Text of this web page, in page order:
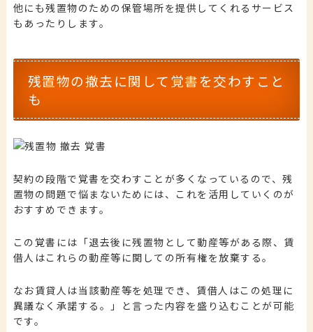
他にも残置物のための保管場所を提供してくれるサービス
もあったりします。
残置物の撤去に関して覚書を交わすこと
も
契約の段階で覚書を交わすことが多くなっているので、残
置物の問題で悩まないためには、これを活用していくのが
おすすめできます。
この覚書には「退去後に残置物として動産等がある際、賃
借人はこれらの動産等に関しての所有権を放棄する。
なお賃貸人は当該動産等を処理でき、賃借人はこの処理に
異議なく承諾する。」と言った内容を盛り込むことが可能
です。